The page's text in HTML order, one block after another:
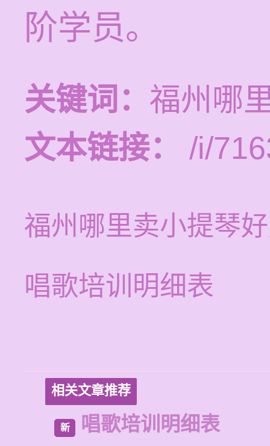
阶学员。
关键词： 福州哪
文本链接：
/i/
福州哪里卖小提琴
唱歌培训明细表
相关文章推荐
新 唱歌培训明细表